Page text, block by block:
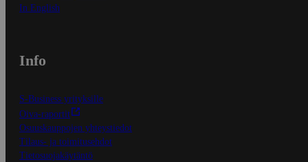
In English
Info
S-Business yrityksille
Oiva-raportit
Osuuskauppojen yhteystiedot
Tilaus- ja toimitusehdot
Tietosuojakäytäntö